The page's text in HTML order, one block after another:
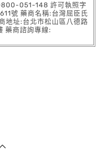
051-148 許可執照字
號 藥商名稱:台灣屈臣氏
地址:台北市松山區八德路
藥商諮詢專線: